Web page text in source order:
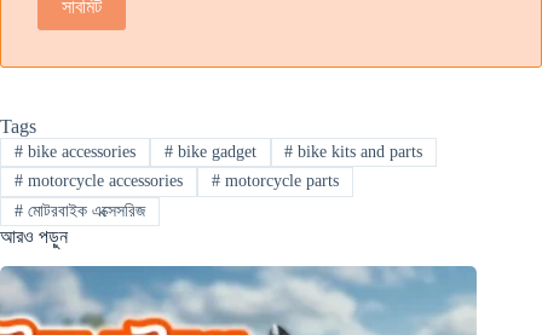
Tags
#bike accessories #bike gadget # bike kits and parts
#motorcycle accessories #motorcycle parts
#মোটরবাইক এক্সেসরিজ
আরও পড়ুন